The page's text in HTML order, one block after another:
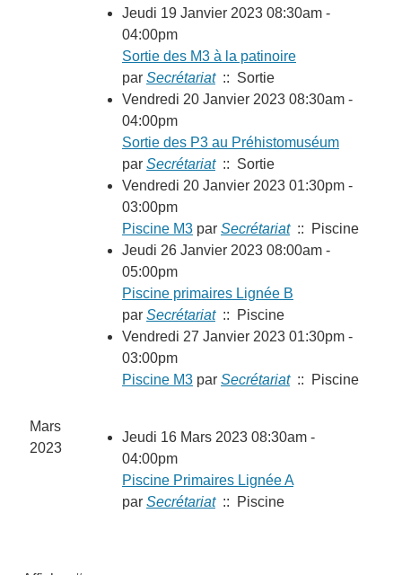
Jeudi 19 Janvier 2023 08:30am -
04:00pm
Sortie des M3 à la patinoire
par Secrétariat:: Sortie
Vendredi 20 Janvier 2023 08:30am -
04:00pm
Sortie des P3 au Préhistomuséum
par Secrétariat:: Sortie
Vendredi 20 Janvier 2023 01:30pm -
03:00pm
Piscine M3 par Secrétariat:: Piscine
Jeudi 26 Janvier 2023 08:00am -
05:00pm
Piscine primaires Lignée B
par Secrétariat:: Piscine
Vendredi 27 Janvier 2023 01:30pm -
03:00pm
Piscine M3 par Secrétariat:: Piscine
Mars
2023
Jeudi 16 Mars 2023 08:30am -
04:00pm
Piscine Primaires Lignée A
par Secrétariat:: Piscine